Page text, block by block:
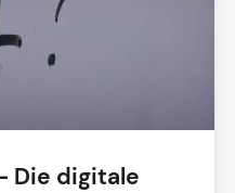
Die digitale